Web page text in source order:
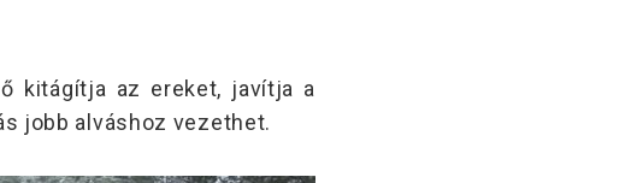
kitágítja az ereket, javítja a
jobb alváshoz vezethet.